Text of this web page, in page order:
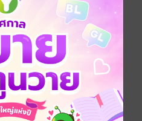
วยนะคะ
ข้อที่คุณกำลังชมค่ะ